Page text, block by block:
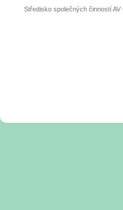
Středisko společných činností AV